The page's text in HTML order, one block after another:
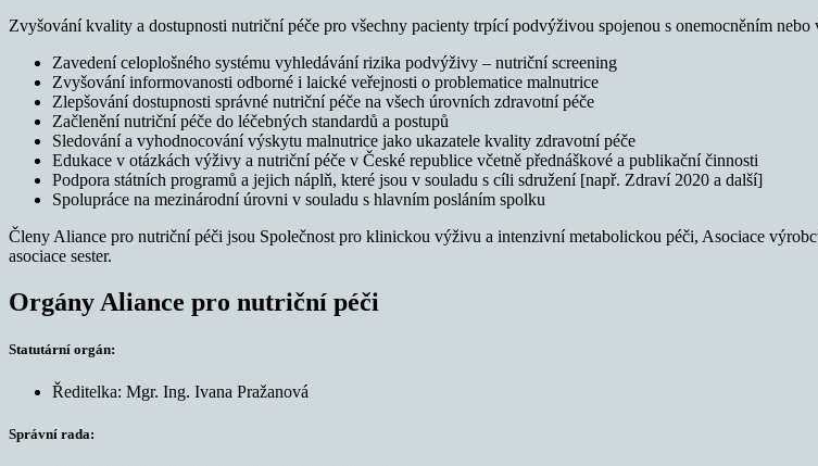
Zvyšování kvality a dostupnosti nutriční péče pro všechny pacienty trpící podvýživou spojenou s onemocněním nebo
Zavedení celoplošného systému vyhledávání rizika podvýživy – nutriční screening
Zvyšování informovanosti odborné i laické veřejnosti o problematice malnutrice
Zlepšování dostupnosti správné nutriční péče na všech úrovních zdravotní péče
Začlenění nutriční péče do léčebných standardů a postupů
Sledování a vyhodnocování výskytu malnutrice jako ukazatele kvality zdravotní péče
Edukace v otázkách výživy a nutriční péče v České republice včetně přednáškové a publikační činnosti
Podpora státních programů a jejich náplň, které jsou v souladu s cíli sdružení [např. Zdraví 2020 a další]
Spolupráce na mezinárodní úrovni v souladu s hlavním posláním spolku
Členy Aliance pro nutriční péči jsou Společnost pro klinickou výživu a intenzivní metabolickou péči, Asociace
asociace sester.
Orgány Aliance pro nutriční péči
Statutární orgán:
Ředitelka: Mgr. Ing. Ivana Pražanová
Správní rada: